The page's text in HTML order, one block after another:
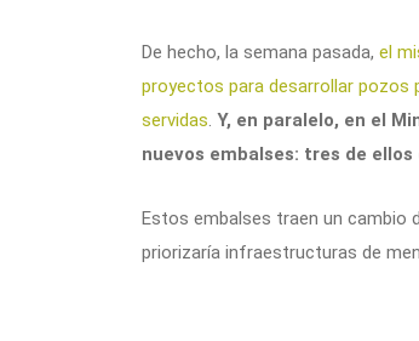
De hecho, la semana pasada, el
proyectos para desarrollar pozos
servidas. Y, en paralelo, en el
nuevos embalses: tres de
Estos embalses traen un cambio
priorizaría infraestructuras de